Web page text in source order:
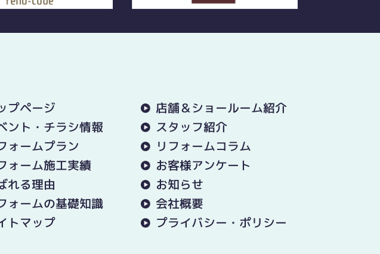
プページ
店舗＆ショールーム紹介
ント・チラシ情報
スタッフ紹介
ォームプラン
リフォームコラム
ォーム施工実績
お客様アンケート
れる理由
お知らせ
ォームの基礎知識
会社概要
トマップ
プライバシー・ポリシー